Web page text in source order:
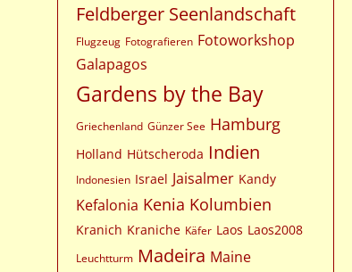
Feldberger Seenlandschaft
Flugzeug Fotografieren Fotoworkshop
Galapagos
Gardens by the Bay
Griechenland Günzer See Hamburg
Holland Hütscheroda Indien
Indonesien Israel Jaisalmer Kandy
Kefalonia Kenia Kolumbien
Kranich Kraniche Käfer Laos Laos2008
Leuchtturm Madeira Maine